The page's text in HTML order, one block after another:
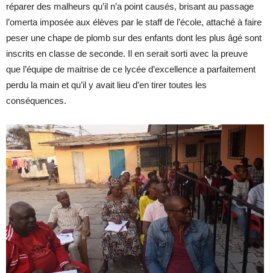
réparer des malheurs qu’il n’a point causés, brisant au passage
l’omerta imposée aux élèves par le staff de l’école, attaché à faire
peser une chape de plomb sur des enfants dont les plus âgé sont
inscrits en classe de seconde. Il en serait sorti avec la preuve
que l’équipe de maitrise de ce lycée d’excellence a parfaitement
perdu la main et qu’il y avait lieu d’en tirer toutes les
conséquences.